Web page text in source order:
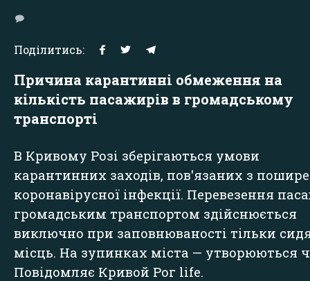
Поділитись:
Причина карантинні обмеження на
кількість пасажирів в громадському
транспорті
В Кривому Розі зберігаються умови
карантинних заходів, пов'язаних з
коронавірусної інфекції. Перевезення
громадським транспортом здійснюється
виключно при заповнюваності тільки
місць. На зупинках міста — утворюються
Повідомляє Кривой Рог life.